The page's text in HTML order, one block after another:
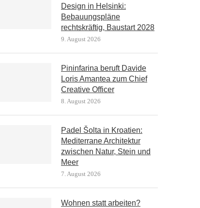
Design in Helsinki:
Bebauungspläne
rechtskräftig, Baustart 2028
9. August 2026
Pininfarina beruft Davide
Loris Amantea zum Chief
Creative Officer
8. August 2026
Padel Šolta in Kroatien:
Mediterrane Architektur
zwischen Natur, Stein und
Meer
7. August 2026
Wohnen statt arbeiten?